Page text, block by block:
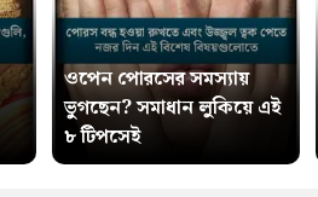
ওপেন পোরসের সমস্যায়
ভুগছেন? সমাধান লুকিয়ে এই
৮ টিপসেই